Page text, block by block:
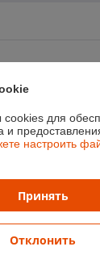
Deal.by
для
и
настроить
Принять
Отклонить